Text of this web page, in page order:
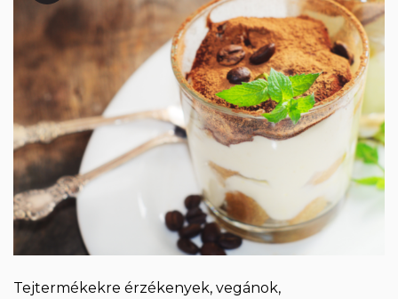
Tejtermékekre érzékenyek, vegánok,